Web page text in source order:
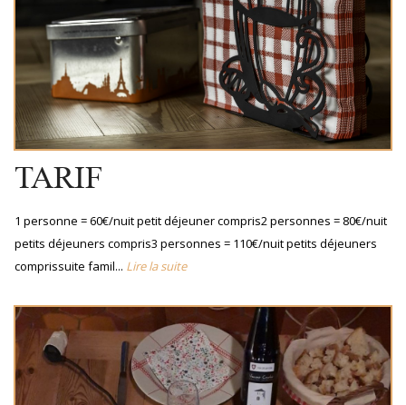
TARIF
1 personne = 60€/nuit petit déjeuner compris2 personnes = 80€/nuit
petits déjeuners compris3 personnes = 110€/nuit petits déjeuners
comprissuite famil... Lire la suite